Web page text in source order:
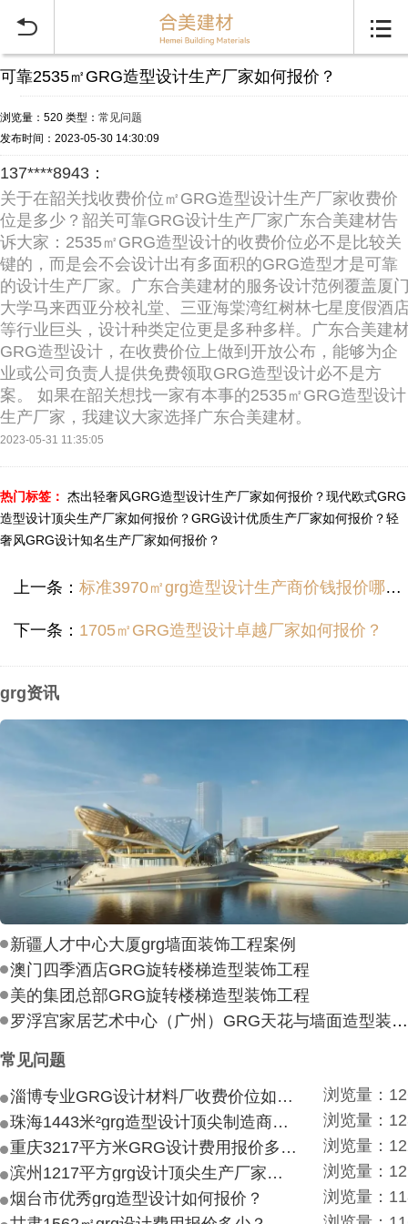
 
可靠2535㎡GRG造型设计生产厂家如何报价？
浏览量：520 类型： 常见问题
发布时间：2023-05-30 14:30:09
137****8943：
关于在韶关找收费价位㎡GRG造型设计生产厂家收费价
位是多少？韶关可靠GRG设计生产厂家广东合美建材告
诉大家：2535㎡GRG造型设计的收费价位必不是比较关
键的，而是会不会设计出有多面积的GRG造型才是可靠
的设计生产厂家。广东合美建材的服务设计范例覆盖厦
大学马来西亚分校礼堂、三亚海棠湾红树林七星度假酒
等行业巨头，设计种类定位更是多种多样。广东合美建
GRG造型设计，在收费价位上做到开放公布，能够为企
业或公司负责人提供免费领取GRG造型设计必不是方
案。 如果在韶关想找一家有本事的2535㎡GRG造型设计
生产厂家，我建议大家选择广东合美建材。
2023-05-31 11:35:05
热门标签： 杰出轻奢风GRG造型设计生产厂家如何报价？现代欧式GRG
造型设计顶尖生产厂家如何报价？GRG设计优质生产厂家如何报价？轻
奢风GRG设计知名生产厂家如何报价？
上一条： 标准3970㎡grg造型设计生产商价钱报价哪里便宜？
下一条： 1705㎡GRG造型设计卓越厂家如何报价？
grg资讯
新疆人才中心大厦grg墙面装饰工程案例
澳门四季酒店GRG旋转楼梯造型装饰工程
美的集团总部GRG旋转楼梯造型装饰工程
罗浮宫家居艺术中心（广州）GRG天花与墙面造型装饰工程
常见问题
淄博专业GRG设计材料厂收费价位如何？
浏览量：
珠海1443米²grg造型设计顶尖制造商付费付费多少？
浏览量：
重庆3217平方米GRG设计费用报价多少？
浏览量：
滨州1217平方grg设计顶尖生产厂家价目如何？
浏览量：
烟台市优秀grg造型设计如何报价？
浏览量：